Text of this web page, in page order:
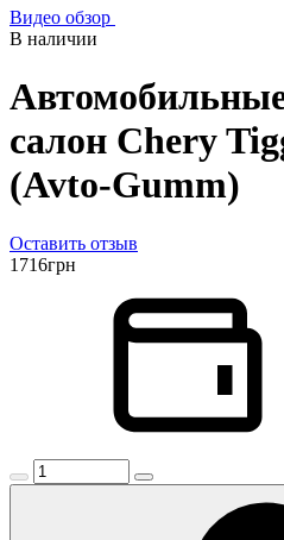
Видео обзор
В наличии
салон Chery
(Avto-Gumm)
Оставить отзыв
1716грн